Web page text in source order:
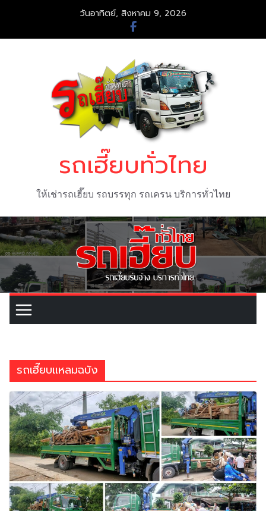
content
วันอาทิตย์, สิงหาคม 9, 2026
รถเฮี๊ยบทั่วไทย
ให้เช่ารถเฮี๊ยบ รถบรรทุก รถเครน บริการทั่วไทย
รถเฮี๊ยบแหลมฉบัง